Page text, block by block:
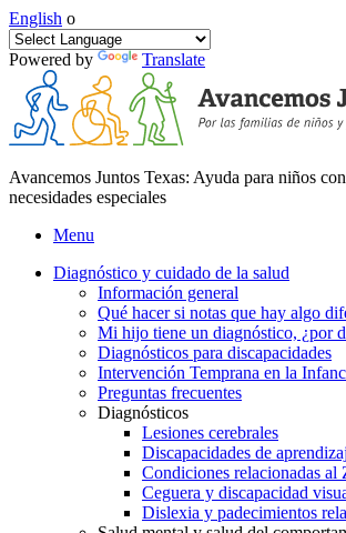
English o
Powered by Translate
Avancemos Juntos Texas: Ayuda para niños
necesidades especiales
Menu
Diagnóstico y cuidado de la salud
Información general
Qué hacer si notas que hay algo
Mi hijo tiene un diagnóstico, ¿por
Diagnósticos para discapacidades
Intervención Temprana en la
Preguntas frecuentes
Diagnósticos
Lesiones cerebrales
Discapacidades de
Condiciones relacionadas al
Ceguera y discapacidad
Dislexia y padecimientos